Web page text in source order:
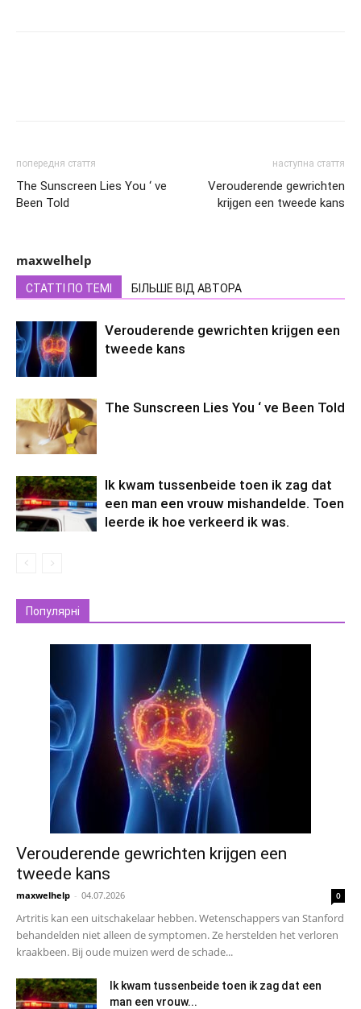
попередня стаття
The Sunscreen Lies You ‘ ve
Been Told
наступна стаття
Verouderende gewrichten
krijgen een tweede kans
maxwelhelp
СТАТТІ ПО ТЕМІ БІЛЬШЕ ВІД АВТОРА
Verouderende gewrichten krijgen een
tweede kans
The Sunscreen Lies You ‘ ve Been Told
Ik kwam tussenbeide toen ik zag dat
een man een vrouw mishandelde. Toen
leerde ik hoe verkeerd ik was.
Популярні
Verouderende gewrichten krijgen een
tweede kans
maxwelhelp - 04.07.2026 0
Artritis kan een uitschakelaar hebben. Wetenschappers van Stanford
behandelden niet alleen de symptomen. Ze herstelden het verloren
kraakbeen. Bij oude muizen werd de schade...
Ik kwam tussenbeide toen ik zag dat een
man een vrouw...